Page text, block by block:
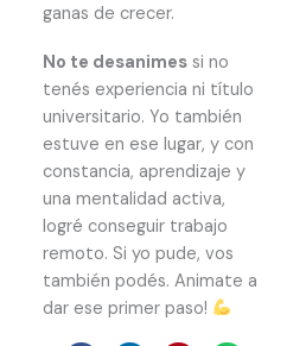
ganas de crecer.
No te desanimessi no
tenés experiencia ni título
universitario. Yo también
estuve en ese lugar, y con
constancia, aprendizaje y
una mentalidad activa,
logré conseguir trabajo
remoto. Si yo pude, vos
también podés. Animate a
dar ese primer paso!